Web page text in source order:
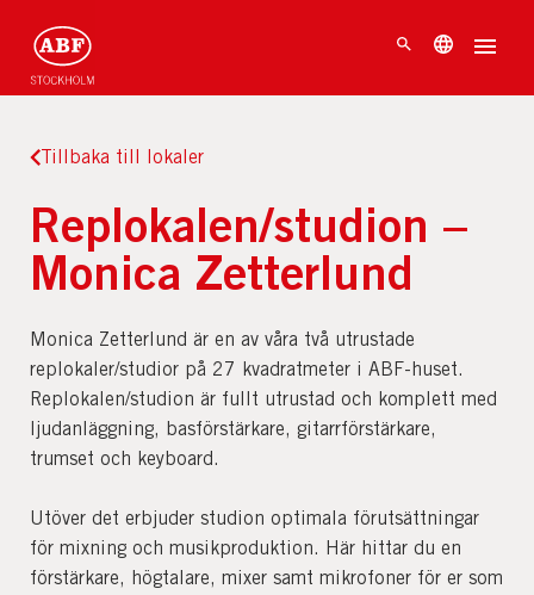
Tillbaka till lokaler
Replokalen/studion –
Monica Zetterlund
Monica Zetterlund är en av våra två utrustade
replokaler/studior på 27 kvadratmeter i ABF-huset.
Replokalen/studion är fullt utrustad och komplett med
ljudanläggning, basförstärkare, gitarrförstärkare,
trumset och keyboard.
Utöver det erbjuder studion optimala förutsättningar
för mixning och musikproduktion. Här hittar du en
förstärkare, högtalare, mixer samt mikrofoner för er som